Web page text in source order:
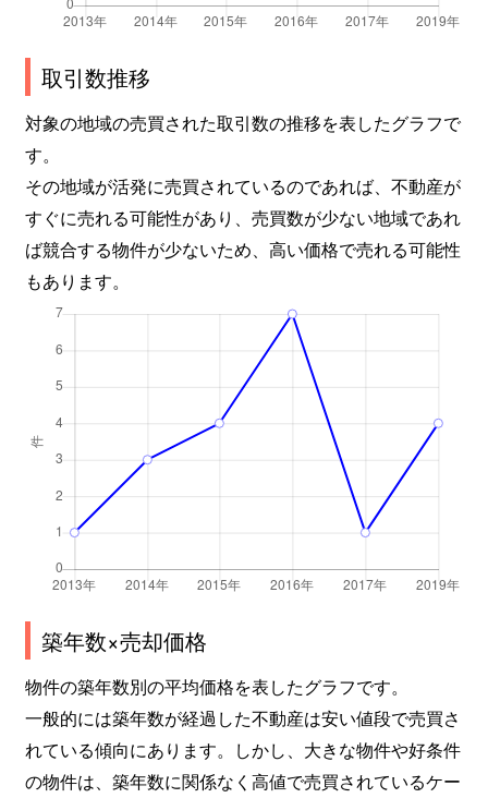
取引数推移
対象の地域の売買された取引数の推移を表したグラフで
す。
その地域が活発に売買されているのであれば、不動産が
すぐに売れる可能性があり、売買数が少ない地域であれ
ば競合する物件が少ないため、高い価格で売れる可能性
もあります。
築年数×売却価格
物件の築年数別の平均価格を表したグラフです。
一般的には築年数が経過した不動産は安い値段で売買さ
れている傾向にあります。しかし、大きな物件や好条件
の物件は、築年数に関係なく高値で売買されているケー